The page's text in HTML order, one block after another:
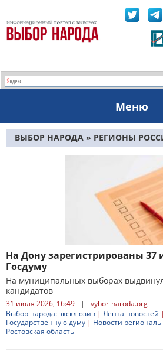
Меню
ВЫБОР НАРОДА » РЕГИОНЫ
РОСТОВСКАЯ ОБЛАСТЬ
На Дону зарегистрированы 37
Госдуму
На муниципальных выборах
кандидатов
31 июля 2026, 16:49 |
vybor-naroda.org
Выбор народа: эксклюзив | Лента новостей |
Государственную думу | Новости
Ростовская область